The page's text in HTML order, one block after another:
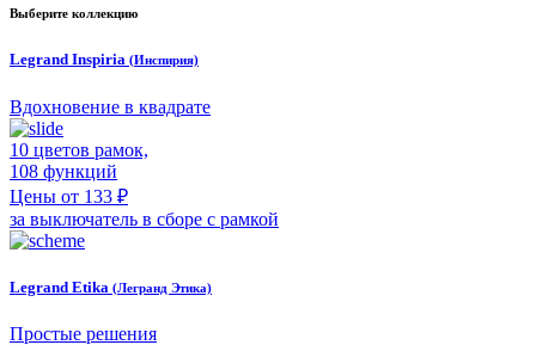
Выберите коллекцию
Legrand Inspiria (Инспирия)
Вдохновение в квадрате
10 цветов рамок,
108 функций
Цены от 133 ₽
за выключатель в сборе с рамкой
Legrand Etika (Легранд Этика)
Простые решения